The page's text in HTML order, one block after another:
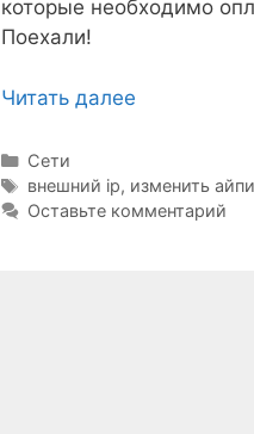
которые необходимо
Поехали!
Читать далее
Рубрики
Сети
Метки
внешний ip, изменить айпи
Оставьте комментарий